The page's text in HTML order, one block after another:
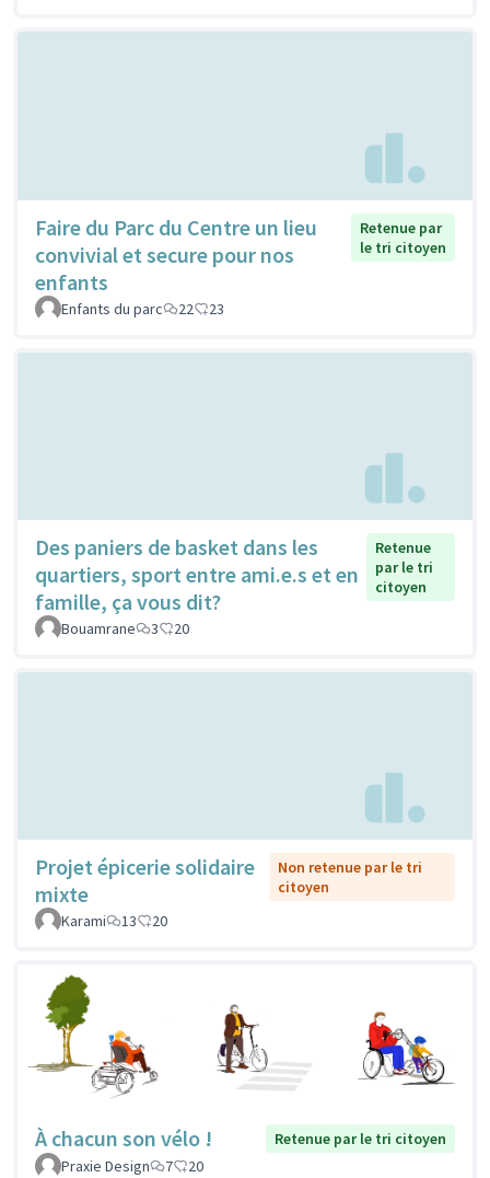
Faire du Parc du Centre un lieu
convivial et secure pour nos
enfants
Retenue par
le tri citoyen
Enfants du parc 22 23
Des paniers de basket dans les
quartiers, sport entre ami.e.s et en
famille, ça vous dit?
Retenue
par le tri
citoyen
Bouamrane 3 20
Projet épicerie solidaire
mixte
Non retenue par le tri
citoyen
Karami
13 20
À chacun son vélo !
Retenue par le tri citoyen
Praxie Design
7 20